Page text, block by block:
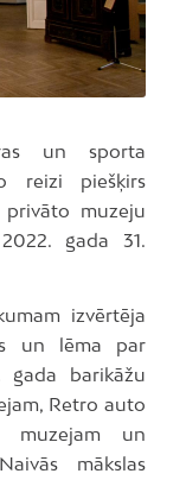
un sporta
reizi piešķirs
privāto muzeju
gada 31.
izvērtēja
un lēma par
gada barikāžu
Retro auto
muzejam un
mākslas